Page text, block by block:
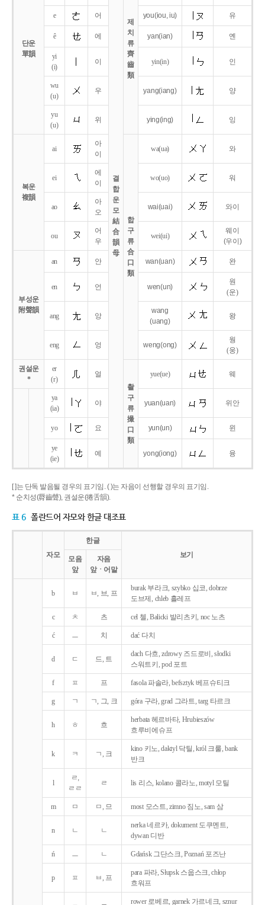
단운
單韻
결
합
운
모
結
合
韻
母
제
치
류
齊
齒
類
e 어 you(iou,iu) 유
ê 에 yan(ian) 옌
yi
(i)
이 yin(in) 인
wu
(u)
우 yang(iang) 양
yu
(u)
위 ying(ing) 잉
복운
複韻
ai
아
이
합
구
류
合
口
類
wa(ua) 와
ei
에
이
wo(uo) 워
ao
아
오
wai(uai) 와이
ou
어
우
wei(ui)
웨이
(우이)
부성운
附聲韻
an 안 wan(uan) 완
en 언 wen(un)
원
(운)
ang 앙
wang
(uang)
왕
eng 엉 weng(ong)
웡
(웅)
권설운
*
er
(r)
얼
촬
구
류
撮
口
類
yue(ue) 웨
ya
(ia)
야 yuan(uan) 위안
yo 요 yun(un) 윈
ye
(ie)
예 yong(iong) 융
[ ]는 단독 발음될 경우의 표기임. ( )는 자음이 선행할 경우의 표기임.
* 순치성(脣齒聲), 권설운(捲舌韻).
표 6 폴란드어 자모와 한글 대조표
자모
한글
보기
모음
앞
자음
앞ㆍ어말
b ㅂ ㅂ, 브, 프
burak 부라크, szybko 십코, dobrze
도브제, chleb 흘레프
c ㅊ 츠 cel 첼, Balicki 발리츠키, noc 노츠
ć ㅡ 치 dać 다치
d ㄷ 드, 트
dach 다흐, zdrowy 즈드로비, słodki
스워트키, pod 포트
f ㅍ 프 fasola 파솔라, befsztyk 베프슈티크
g ㄱ ㄱ, 그, 크 góra 구라, grad 그라트, targ 타르크
h ㅎ 흐
herbata 헤르바타, Hrubieszów
흐루비에슈프
k ㅋ ㄱ, 크
kino 키노, daktyl 닥틸, król 크룰, bank
반크
l
ㄹ,
ㄹㄹ
ㄹ lis 리스, kolano 콜라노, motyl 모틸
m ㅁ ㅁ, 므 most 모스트, zimno 짐노, sam 삼
n ㄴ ㄴ
nerka 네르카, dokument 도쿠멘트,
dywan 디반
ń ㅡ ㄴ Gdańsk 그단스크, Poznań 포즈난
p ㅍ ㅂ, 프
para 파라, Słupsk 스웁스크, chłop
흐워프
rower 로베르, garnek 가르네크, sznur